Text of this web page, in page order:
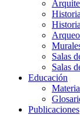
Salas
Salas
Educación
Publicaciones